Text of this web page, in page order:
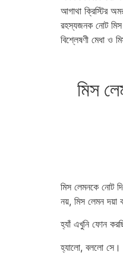
আগাথা ক্রিস্টির
রহস্যজনক নোট মিস
বিশ্লেষণী মেধা ও
মিস
মিস লেমনকে নোট
নয়, মিস লেমন দয়া
হ্যাঁ এখুনি ফোন
হ্যালো, বললো সে।